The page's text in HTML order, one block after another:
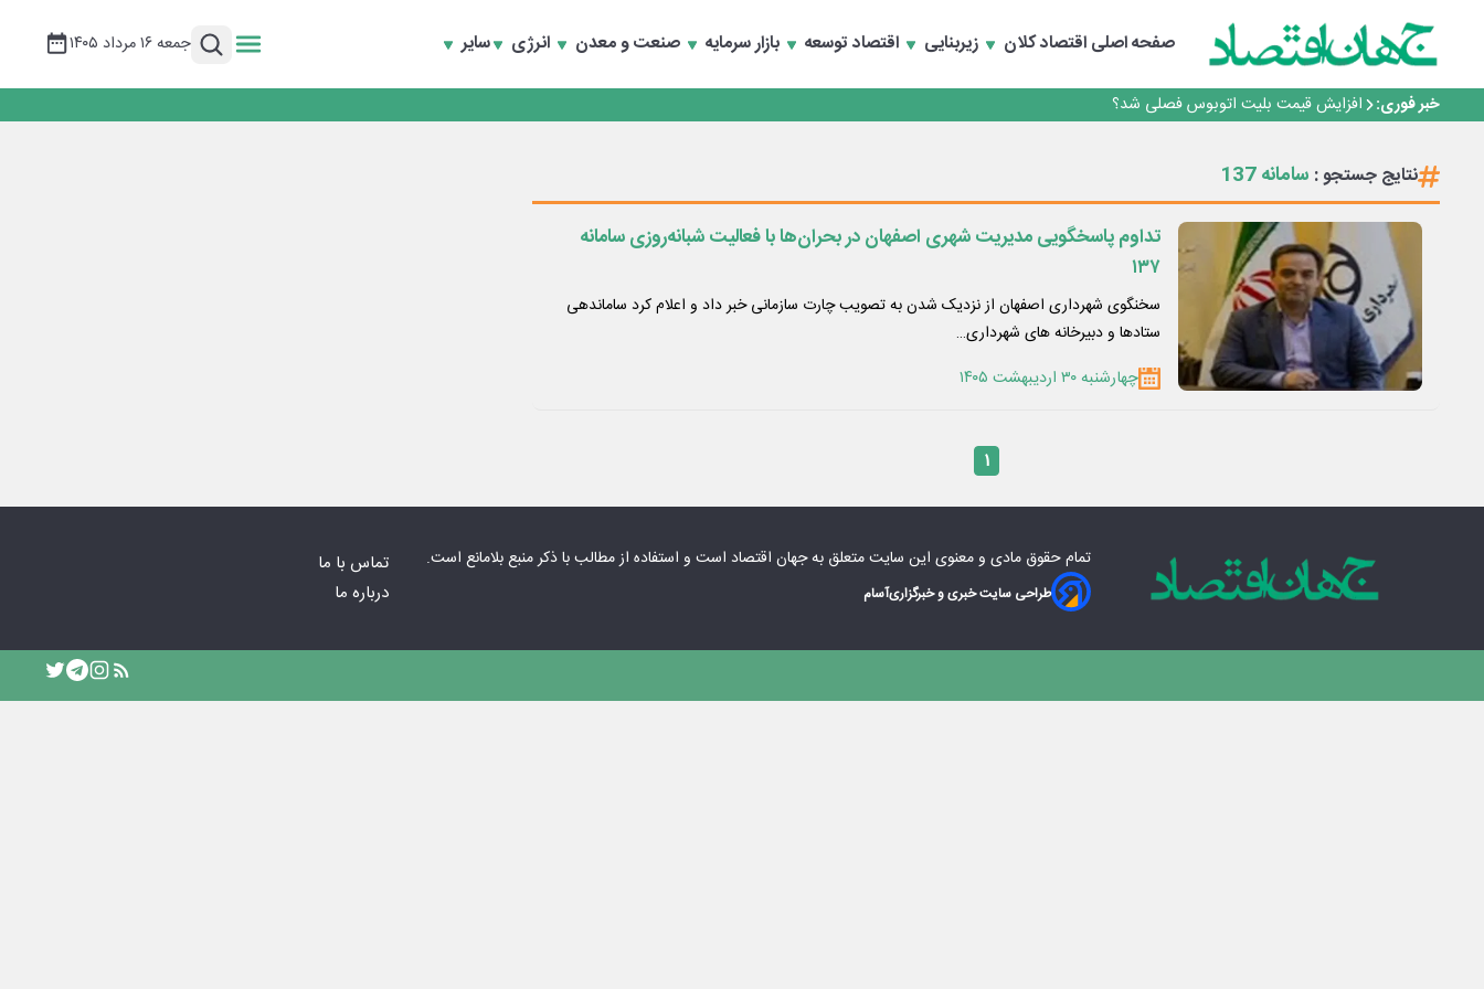
صفحه اصلیاقتصاد کلان زیربنایی اقتصاد توسعه بازار سرمایه صنعت و معدن انرژی سایر جمعه ۱۶ مرداد ۱۴۰۵
خبر فوری:
رانندگان انگلیسی به سرقت سوخت روی آوردند!
۲ درصد از مشترکان ۱۰ درصد برق خانگی را مصرف می‌کنند!
افزایش قیمت بلیت اتوبوس فصلی شد؟
چرا بدون ثبات ارزی، صنایع بزرگ ایران در بن‌بست باقی می‌مانند
۲ درصد از مشترکان ۱۰ درصد برق خانگی را مصرف می‌کنند!
روزنامه ۱۷ مرداد
افزایش قیمت بلیت اتوبوس فصلی شد؟
نتایج جستجو : سامانه 137
تداوم پاسخگویی مدیریت شهری اصفهان در بحران‌ها با فعالیت شبانه‌روزی سامانه
۱۳۷
سخنگوی شهرداری اصفهان از نزدیک شدن به تصویب چارت سازمانی خبر داد و اعلام کرد ساماندهی
ستادها و دبیرخانه های شهرداری…
چهارشنبه ۳۰ اردیبهشت ۱۴۰۵
۱
تمام حقوق مادی‌ و معنوی این سایت متعلق بهجهان اقتصاد است و استفاده از مطالب با ذکر منبع بلامانع است.
طراحی سایت خبری و خبرگزاریآسام
تماس با ما
درباره ما